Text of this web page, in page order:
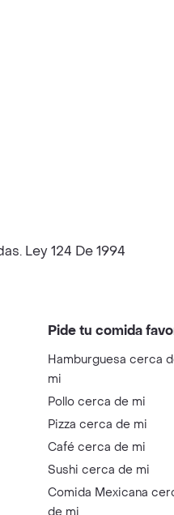
Ley 124 De 1994
Pide tu comida
Hamburguesa cerca
mi
Pollo cerca de mi
Pizza cerca de mi
Café cerca de mi
Sushi cerca de mi
Comida Mexicana